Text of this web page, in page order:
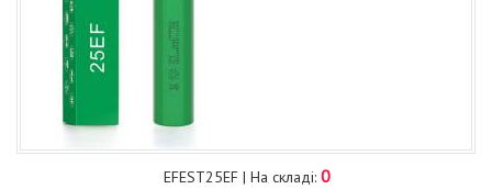
EFEST25EF | На складі: 0